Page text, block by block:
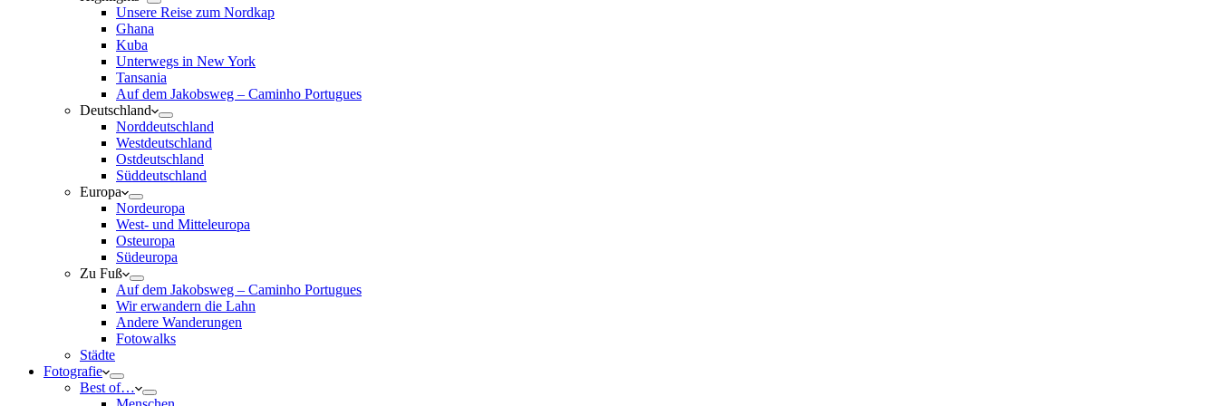
Unsere Reise zum Nordkap
Ghana
Kuba
Unterwegs in New York
Tansania
Auf dem Jakobsweg – Caminho Portugues
Deutschland
Norddeutschland
Westdeutschland
Ostdeutschland
Süddeutschland
Europa
Nordeuropa
West- und Mitteleuropa
Osteuropa
Südeuropa
Zu Fuß
Auf dem Jakobsweg – Caminho Portugues
Wir erwandern die Lahn
Andere Wanderungen
Fotowalks
Städte
Fotografie
Best of…